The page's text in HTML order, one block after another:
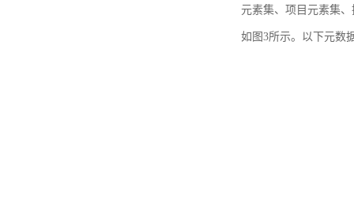
元素集、项目元素集
如图3所示。以下元数